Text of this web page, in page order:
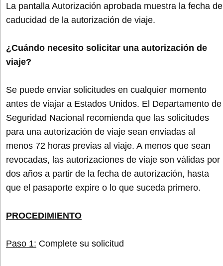
La pantalla Autorización aprobada muestra la fecha de
caducidad de la autorización de viaje.
¿Cuándo necesito solicitar una autorización de
viaje?
Se puede enviar solicitudes en cualquier momento
antes de viajar a Estados Unidos. El Departamento de
Seguridad Nacional recomienda que las solicitudes
para una autorización de viaje sean enviadas al
menos 72 horas previas al viaje. A menos que sean
revocadas, las autorizaciones de viaje son válidas por
dos años a partir de la fecha de autorización, hasta
que el pasaporte expire o lo que suceda primero.
PROCEDIMIENTO
Paso 1: Complete su solicitud